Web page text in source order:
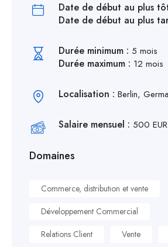
Date de début au plus
Date de début au plus
Durée minimum : 5 mois
Durée maximum : 12 mois
Localisation : Berlin,
Salaire mensuel : 500 EUR
Domaines
Commerce, distribution et vente
Développement Commercial
Relations Client
Vente